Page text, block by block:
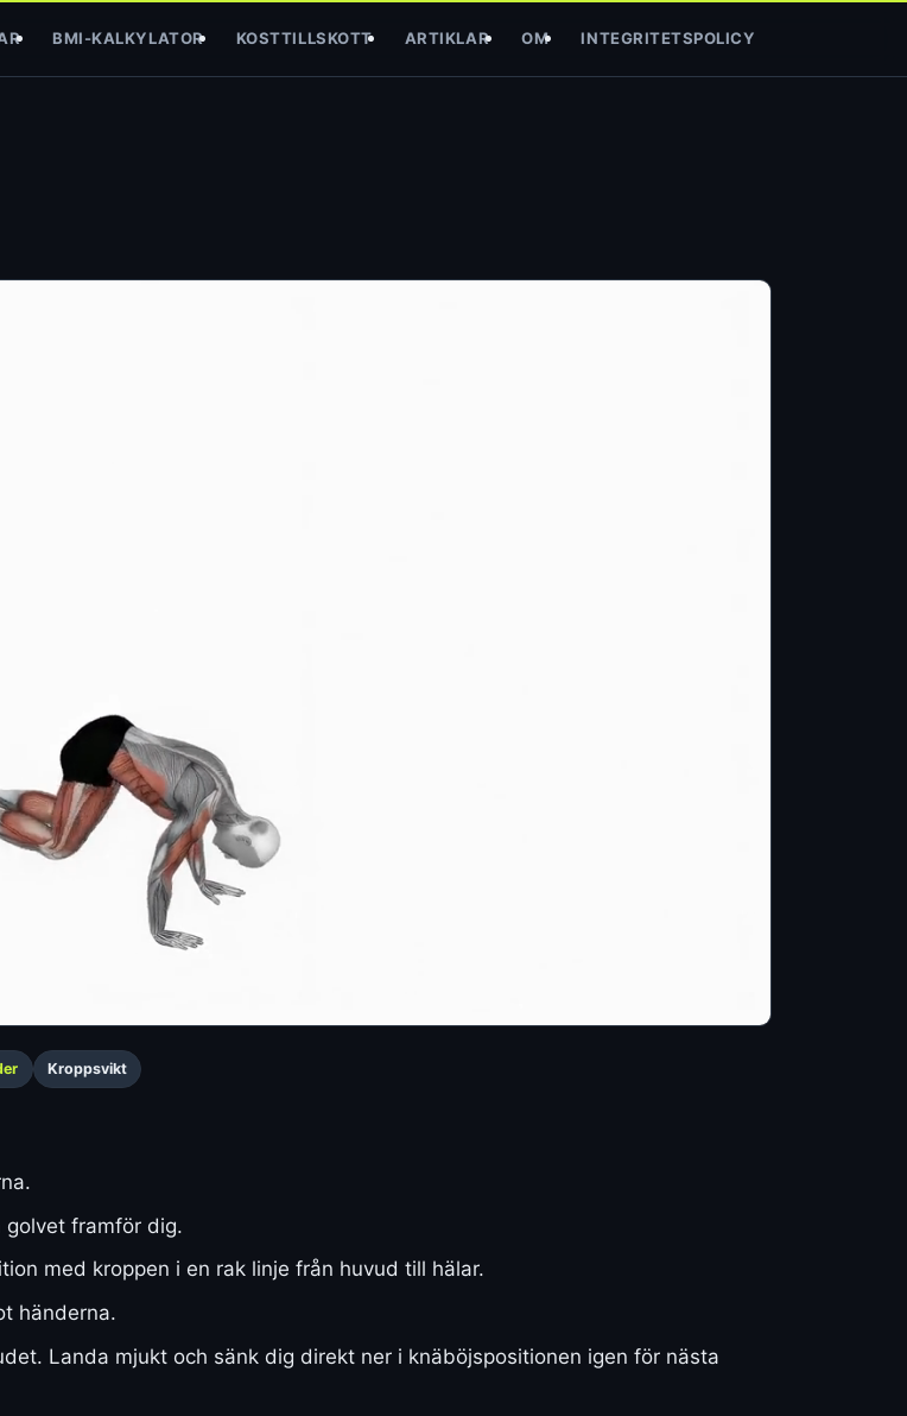
BMI-KALKYLATOR KOSTTILLSKOTT ARTIKLAR OM INTEGRITETSPOLICY
Kroppsvikt
golvet framför dig.
med kroppen i en rak linje från huvud till hälar.
händerna.
Landa mjukt och sänk dig direkt ner i knäböjspositionen igen för nästa